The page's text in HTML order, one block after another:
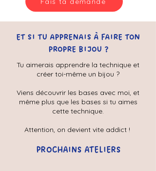
ET SI TU APPRENAIS À FAIRE TON
PROPRE BIJOU ?
Tu aimerais apprendre la technique et
créer toi-même un bijou ?
Viens découvrir les bases avec moi, et
même plus que les bases si tu aimes
cette technique.
Attention, on devient vite addict !
PROCHAINS ATELIERS